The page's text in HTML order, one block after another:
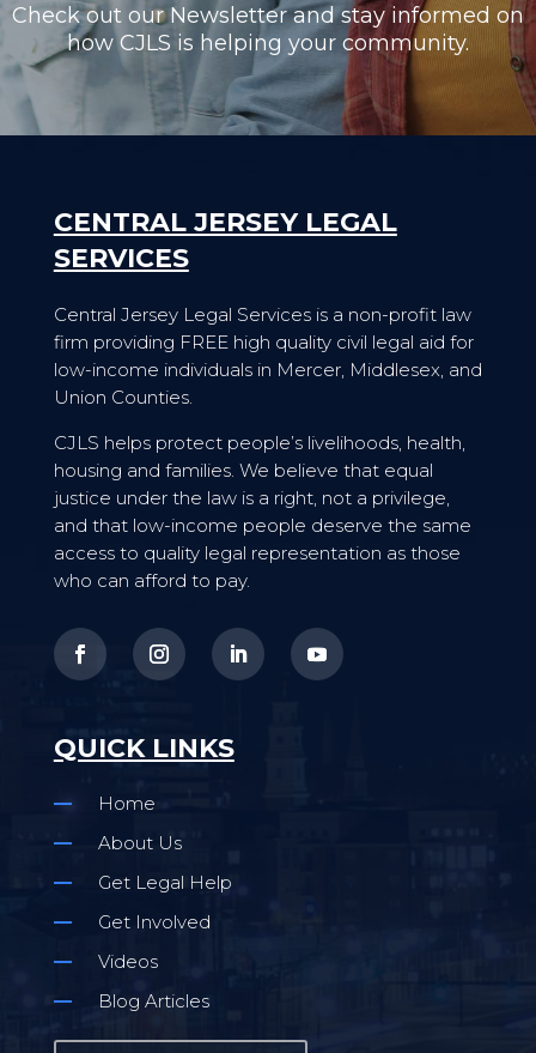
Check out our Newsletter and stay informed on
how CJLS is helping your community.
CENTRAL JERSEY LEGAL
SERVICES
Central Jersey Legal Services is a non-profit law
firm providing FREE high quality civil legal aid for
low-income individuals in Mercer, Middlesex, and
Union Counties.
CJLS helps protect people’s livelihoods, health,
housing and families. We believe that equal
justice under the law is a right, not a privilege,
and that low-income people deserve the same
access to quality legal representation as those
who can afford to pay.
QUICK LINKS
Home
About Us
Get Legal Help
Get Involved
Videos
Blog Articles